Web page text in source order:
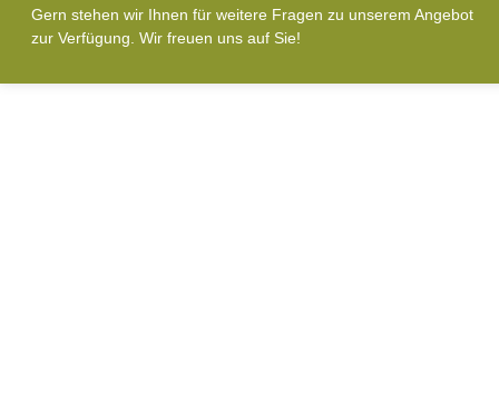
Gern stehen wir Ihnen für weitere Fragen zu unserem Angebot
zur Verfügung. Wir freuen uns auf Sie!